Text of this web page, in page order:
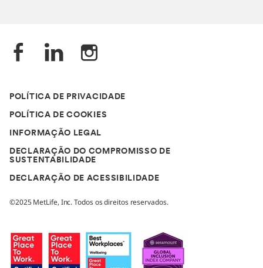
POLÍTICA DE PRIVACIDADE
POLÍTICA DE COOKIES
INFORMAÇÃO LEGAL
DECLARAÇÃO DO COMPROMISSO DE
SUSTENTABILIDADE
DECLARAÇÃO DE ACESSIBILIDADE
©2025 MetLife, Inc. Todos os direitos reservados.